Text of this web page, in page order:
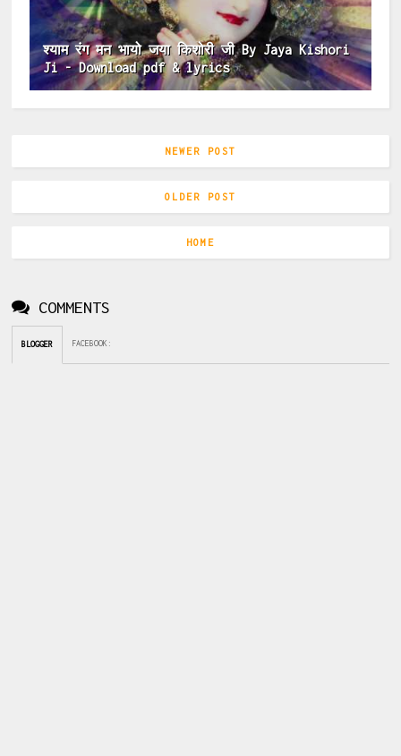
श्याम रंग मन भायो जया किशोरी जी By Jaya Kishori
Ji - Download pdf & lyrics
NEWER POST
OLDER POST
HOME
COMMENTS
BLOGGER FACEBOOK :